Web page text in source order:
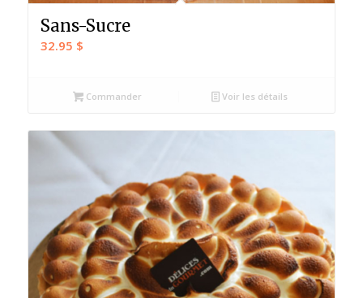
Sans-Sucre
32.95 $
Commander Voir les détails